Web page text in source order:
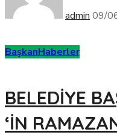
admin 09/
BaşkanHaberler
BELEDİYE
‘İN